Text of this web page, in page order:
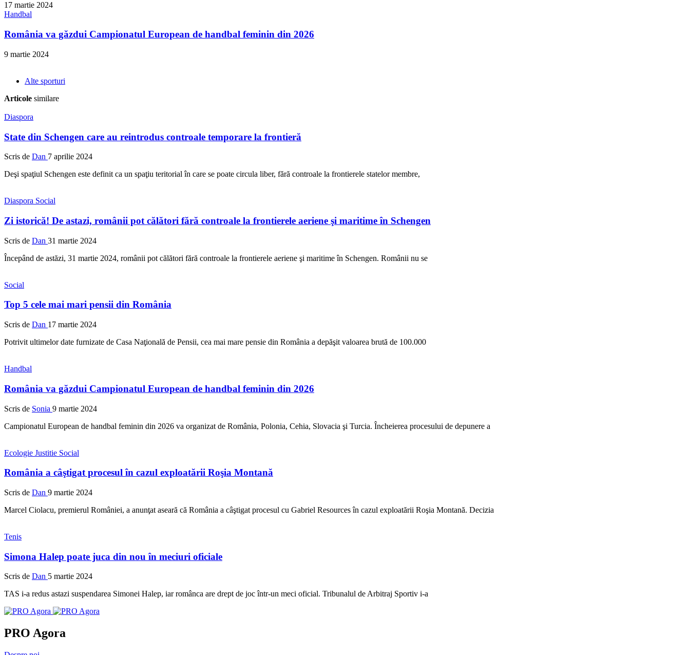
17 martie 2024
Handbal
România va găzdui Campionatul European de handbal feminin din 2026
9 martie 2024
Alte sporturi
Articole similare
Diaspora
State din Schengen care au reintrodus controale temporare la frontieră
Scris de Dan 7 aprilie 2024
Deşi spaţiul Schengen este definit ca un spaţiu teritorial în care se poate circula liber, fără controale la frontierele statelor membre,
Diaspora Social
Zi istorică! De astazi, românii pot călători fără controale la frontierele aeriene şi maritime în Schengen
Scris de Dan 31 martie 2024
Începând de astăzi, 31 martie 2024, românii pot călători fără controale la frontierele aeriene şi maritime în Schengen. Românii nu se
Social
Top 5 cele mai mari pensii din România
Scris de Dan 17 martie 2024
Potrivit ultimelor date furnizate de Casa Naţională de Pensii, cea mai mare pensie din România a depăşit valoarea brută de 100.000
Handbal
România va găzdui Campionatul European de handbal feminin din 2026
Scris de Sonia 9 martie 2024
Campionatul European de handbal feminin din 2026 va organizat de România, Polonia, Cehia, Slovacia şi Turcia. Încheierea procesului de depunere a
Ecologie Justitie Social
România a câştigat procesul în cazul exploatării Roşia Montană
Scris de Dan 9 martie 2024
Marcel Ciolacu, premierul României, a anunţat aseară că România a câştigat procesul cu Gabriel Resources în cazul exploatării Roşia Montană. Decizia
Tenis
Simona Halep poate juca din nou în meciuri oficiale
Scris de Dan 5 martie 2024
TAS i-a redus astazi suspendarea Simonei Halep, iar românca are drept de joc într-un meci oficial. Tribunalul de Arbitraj Sportiv i-a
PRO Agora